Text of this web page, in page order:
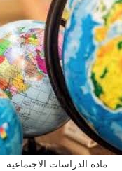
مادة الدراسات الاجتماعية